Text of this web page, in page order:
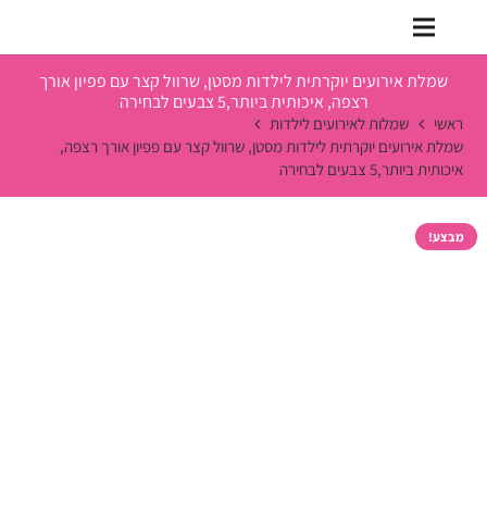
שמלת אירועים יוקרתית לילדות מסטן, שרוול קצר עם פפיון אורך
רצפה, איכותית ביותר,5 צבעים לבחירה
ראשי
שמלות לאירועים לילדות
שמלת אירועים יוקרתית לילדות מסטן, שרוול קצר עם פפיון אורך רצפה,
איכותית ביותר,5 צבעים לבחירה
מבצע!